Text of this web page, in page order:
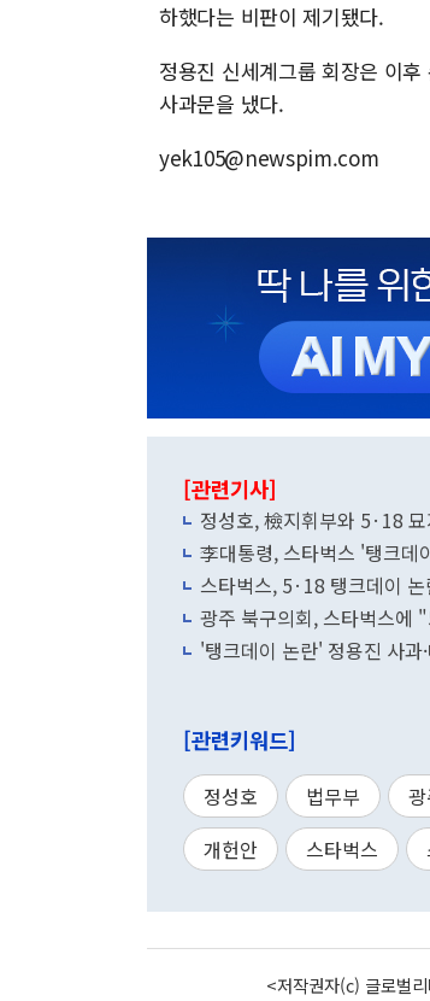
하했다는 비판이 제기됐다.
정용진 신세계그룹 회장은 이
사과문을 냈다.
yek105@newspim.com
[관련기사]
정성호, 檢지휘부와 5·18
李대통령, 스타벅스 '탱크
스타벅스, 5·18 탱크데이
광주 북구의회, 스타벅스에
'탱크데이 논란' 정용진 사
[관련키워드]
정성호 법무부
개헌안
스타벅스
<저작권자(c) 글로벌